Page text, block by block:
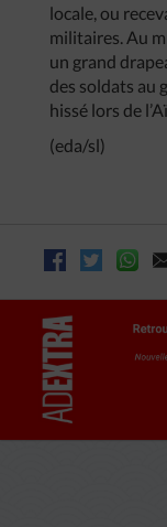
locale, ou
militaires. Au
un grand
des soldats au
hissé lors de
(eda/sl)